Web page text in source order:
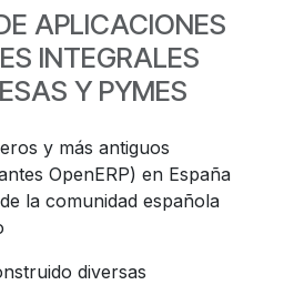
APLICACIONES
INTEGRALES
Y PYMES
y más antiguos
OpenERP) en España
la comunidad española
diversas